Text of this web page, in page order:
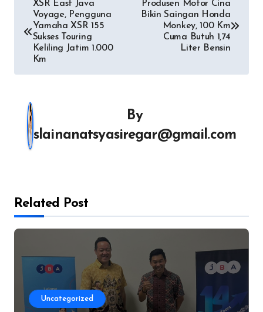
pos
XSR East Java
Voyage, Pengguna
Yamaha XSR 155
Sukses Touring
Keliling Jatim 1.000
Km
Produsen Motor Cina
Bikin Saingan Honda
Monkey, 100 Km
Cuma Butuh 1,74
Liter Bensin
By
slainanatsyasiregar@gmail.com
Related Post
Uncategorized